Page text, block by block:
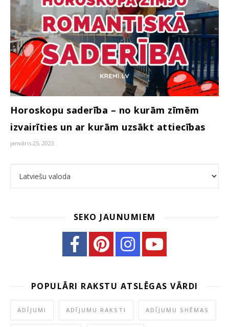
Horoskopu saderība – no kurām zīmēm
izvairīties un ar kurām uzsākt attiecības
janvāris 25, 2023
Choose a language
SEKO JAUNUMIEM
POPULĀRI RAKSTU ATSLĒGAS VĀRDI
ADĪJUMI ADĪJUMU RAKSTI ADĪJUMU SHĒMAS